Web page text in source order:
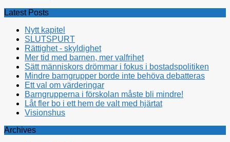
Latest Posts
Nytt kapitel
SLUTSPURT
Rättighet - skyldighet
Mer tid med barnen, mer valfrihet
Sätt människors drömmar i fokus i bostadspolitiken
Mindre barngrupper borde inte behöva debatteras
Ett val om värderingar
Barngrupperna i förskolan måste bli mindre!
Låt fler bo i ett hem de valt med hjärtat
Visionshus
Archives